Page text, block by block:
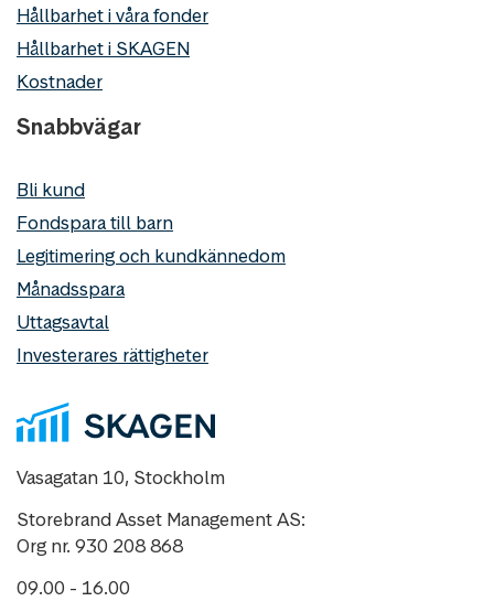
Hållbarhet i våra fonder
Hållbarhet i SKAGEN
Kostnader
Snabbvägar
Bli kund
Fondspara till barn
Legitimering och kundkännedom
Månadsspara
Uttagsavtal
Investerares rättigheter
Vasagatan 10, Stockholm
Storebrand Asset Management AS:
Org nr. 930 208 868
09.00 - 16.00